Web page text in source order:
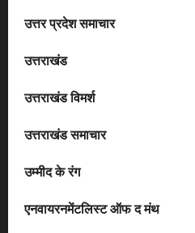
उत्तर प्रदेश समाचार
उत्तराखंड
उत्तराखंड विमर्श
उत्तराखंड समाचार
उम्मीद के रंग
एनवायरनमेंटलिस्ट ऑफ द मंथ